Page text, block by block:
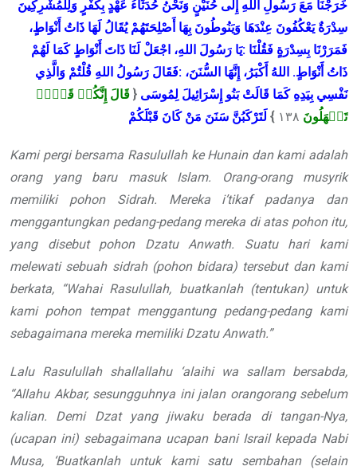
خَرَجْنَا مَعَ رَسُولِ اللهِ إِلَى حُنَيْنٍ وَنَحْنُ حُدَثَاءُ عَهْدٍ بِكُفْرٍ وَلِلْمُشْرِكِينَ
سِدْرَةٌ يَعْكُفُونَ عِنْدَهَا وَيَنُوطُونَ بِهَا أَصْلِحَتَهُمْ يُقَالُ لَهَا ذَاتُ أَنْوَاطٍ،
فَمَرَرْنَا بِسِدْرَةٍ فَقُلْنَا :يَا رَسُولَ اللهِ، اجْعَلْ لَنَا ذَاتَ أَنْوَاطٍ كَمَا لَهُمْ
ذَاتُ أَنْوَاطٍ. اللهُ أَكْبَرُ، إِنَّهَا السُّنَنَ، :فَقَالَ رَسُولُ اللهِ قُلْتُمْ وَالَّذِي
نَفْسِي بِيَدِهِ كَمَا قَالَتْ بَنُو إِسْرَائِيلَ لِمُوسَى { قَالَ إِنَّكُمۡ قَوۡمٞ
تَجۡهَلُونَ
} لَتَرْكَبُنَّ سَنَنَ مَنْ كَانَ قَبْلَكُمْ
Kami pergi bersama Rasulullah ke Hunain dan kami adalah
orang yang baru masuk Islam. Orang-orang musyrik
memiliki pohon Sidrah. Mereka i’tikaf padanya dan
menggantungkan pedang-pedang mereka di atas pohon itu,
yang disebut pohon Dzatu Anwath. Suatu hari kami
melewati sebuah sidrah (pohon bidara) tersebut dan kami
berkata, “Wahai Rasulullah, buatkanlah (tentukan) untuk
kami pohon tempat menggantung pedang-pedang kami
sebagaimana mereka memiliki Dzatu Anwath.”
Lalu Rasulullah shallallahu ‘alaihi wa sallam bersabda,
“Allahu Akbar, sesungguhnya ini jalan orangorang sebelum
kalian. Demi Dzat yang jiwaku berada di tangan-Nya,
(ucapan ini) sebagaimana ucapan bani Israil kepada Nabi
Musa, ‘Buatkanlah untuk kami satu sembahan (selain